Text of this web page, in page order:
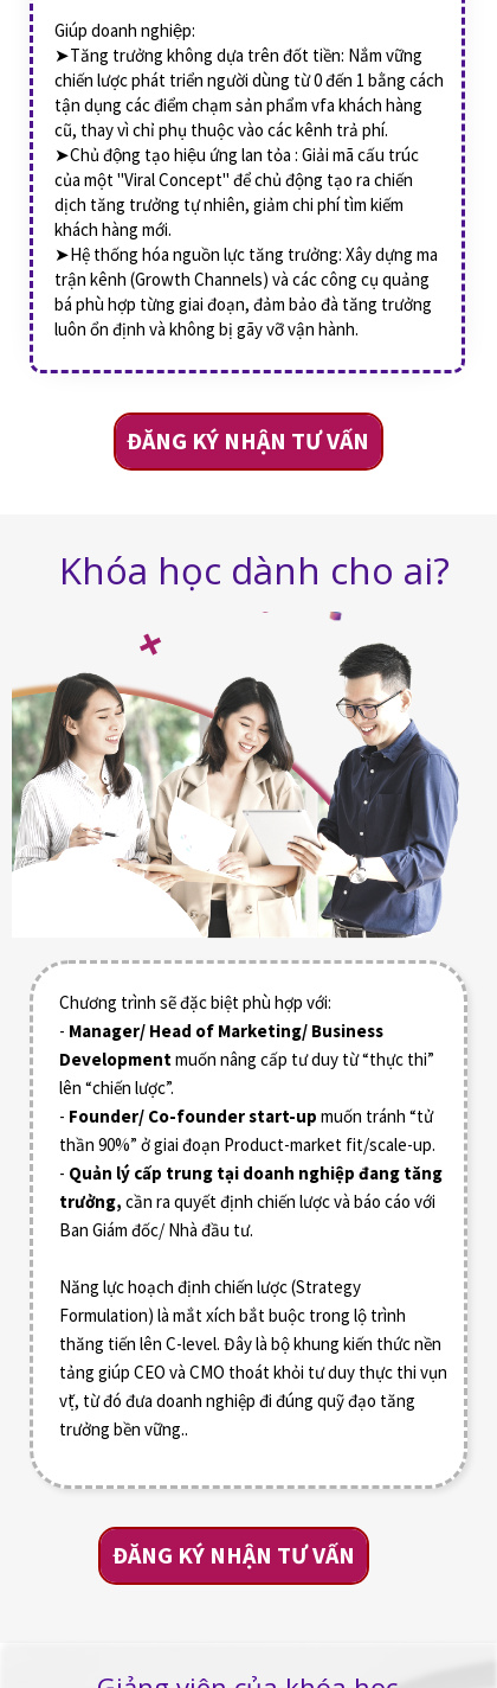
Giúp doanh nghiệp:
➤Tăng trưởng không dựa trên đốt tiền: Nắm vững
chiến lược phát triển người dùng từ 0 đến 1 bằng cách
tận dụng các điểm chạm sản phẩm vfa khách hàng
cũ, thay vì chỉ phụ thuộc vào các kênh trả phí.
➤Chủ động tạo hiệu ứng lan tỏa : Giải mã cấu trúc
của một "Viral Concept" để chủ động tạo ra chiến
dịch tăng trưởng tự nhiên, giảm chi phí tìm kiếm
khách hàng mới.
➤Hệ thống hóa nguồn lực tăng trưởng: Xây dựng ma
trận kênh (Growth Channels) và các công cụ quảng
bá phù hợp từng giai đoạn, đảm bảo đà tăng trưởng
luôn ổn định và không bị gãy vỡ vận hành.
ĐĂNG KÝ NHẬN TƯ VẤN
Khóa học dành cho ai?
Chương trình sẽ đặc biệt phù hợp với:
- Manager/ Head of Marketing/ Business
Developmentmuốn nâng cấp tư duy từ “thực thi”
lên “chiến lược”.
- Founder/ Co-founder start-up muốn tránh “tử
thần 90%” ở giai đoạn Product-market fit/scale-up.
- Quản lý cấp trung tại doanh nghiệp đang tăng
trưởng, cần ra quyết định chiến lược và báo cáo với
Ban Giám đốc/ Nhà đầu tư.
Năng lực hoạch định chiến lược (Strategy
Formulation) là mắt xích bắt buộc trong lộ trình
thăng tiến lên C-level. Đây là bộ khung kiến thức nền
tảng giúp CEO và CMO thoát khỏi tư duy thực thi vụn
vặt, từ đó đưa doanh nghiệp đi đúng quỹ đạo tăng
trưởng bền vững..
ĐĂNG KÝ NHẬN TƯ VẤN